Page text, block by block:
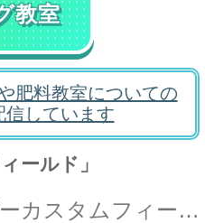
教室
肥料教室についての
信しています
ールド」
SOY Shopのユーザーカスタムフィールドで注文CSVの設定を追加しました